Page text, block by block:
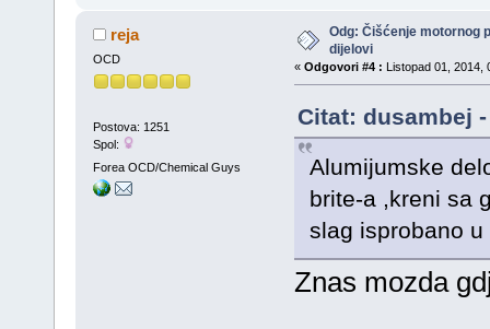
reja
OCD
Postova: 1251
Spol:
Forea OCD/Chemical Guys
Odg: Čišćenje motornog
dijelovi
« Odgovori #4 : Listopad 01, 2014,
Citat: dusambej
Alumijumske
brite-a ,kreni sa
slag isprobano u
Znas mozda